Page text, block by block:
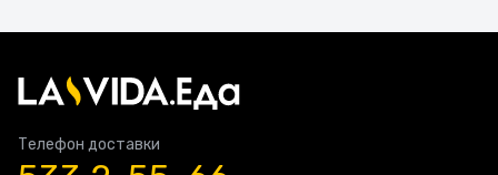
Телефон доставки